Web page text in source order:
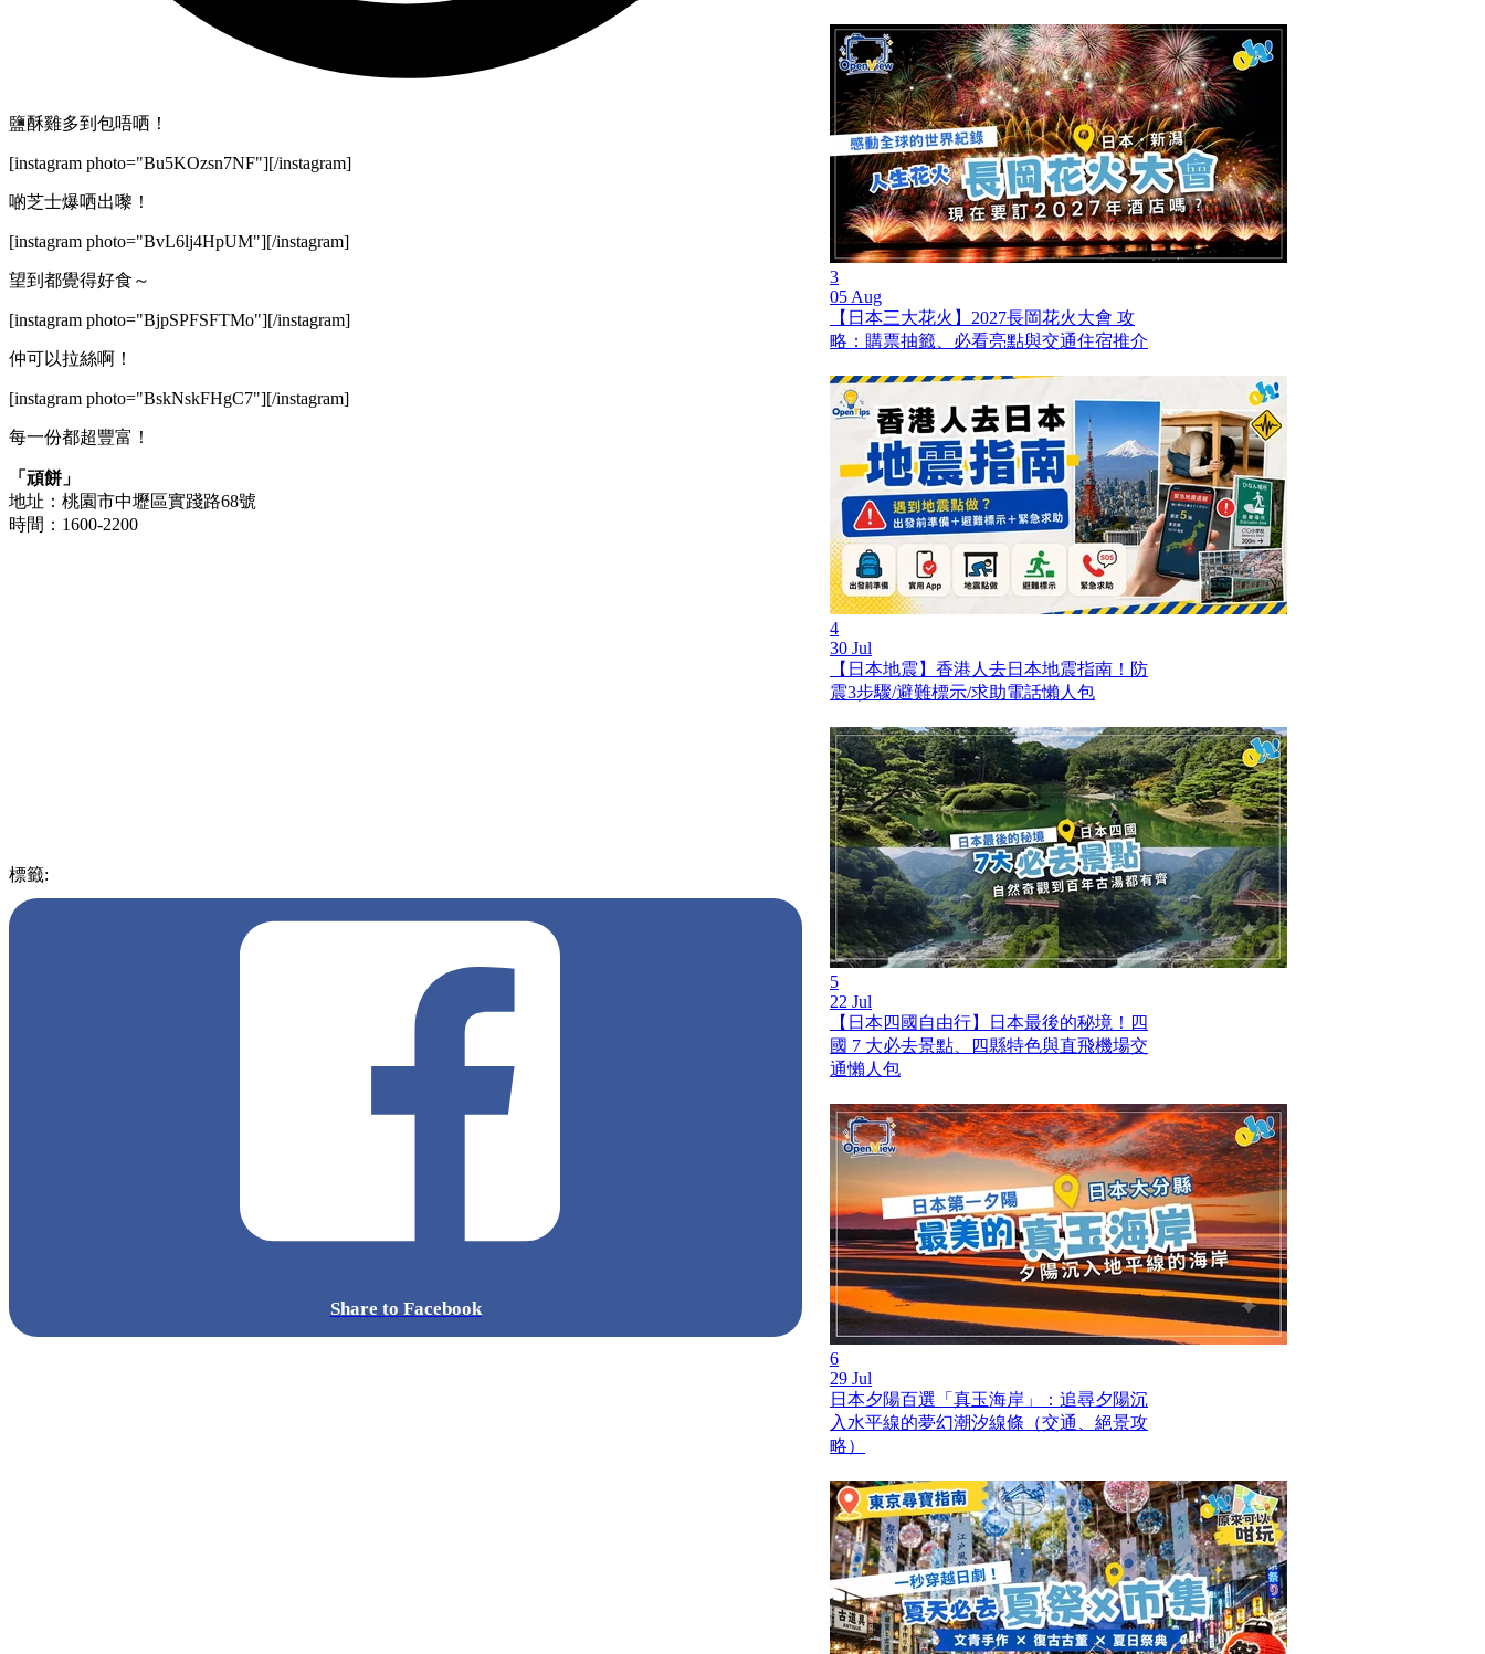
鹽酥雞多到包唔哂！
[instagram photo="Bu5KOzsn7NF"][/instagram]
啲芝士爆哂出嚟！
[instagram photo="BvL6lj4HpUM"][/instagram]
望到都覺得好食～
[instagram photo="BjpSPFSFTMo"][/instagram]
仲可以拉絲啊！
[instagram photo="BskNskFHgC7"][/instagram]
每一份都超豐富！
「頑餅」
地址：桃園市中壢區實踐路68號
時間：1600-2200
標籤:
Share to Facebook
3
05 Aug
【日本三大花火】2027長岡花火大會 攻
略：購票抽籤、必看亮點與交通住宿推介
4
30 Jul
【日本地震】香港人去日本地震指南！防
震3步驟/避難標示/求助電話懶人包
5
22 Jul
【日本四國自由行】日本最後的秘境！四
國 7 大必去景點、四縣特色與直飛機場交
通懶人包
6
29 Jul
日本夕陽百選「真玉海岸」：追尋夕陽沉
入水平線的夢幻潮汐線條（交通、絕景攻
略）